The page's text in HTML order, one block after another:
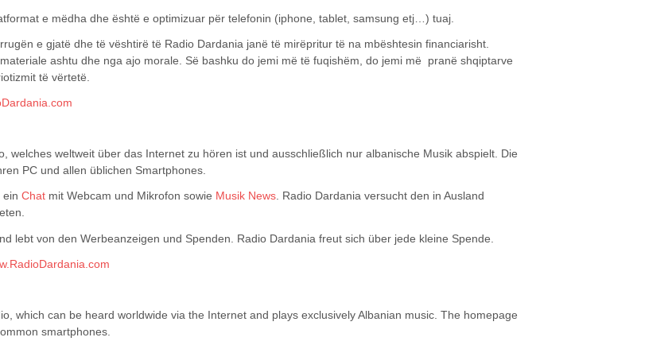
e mëdha dhe është e optimizuar për telefonin (iphone, tablet, samsung etj…) tuaj.
e gjatë dhe të vështirë të Radio Dardania janë të mirëpritur të na mbështesin financiarisht.
ashtu dhe nga ajo morale. Së bashku do jemi më të fuqishëm, do jemi më pranë shqiptarve
të vërtetë.
welches weltweit über das Internet zu hören ist und ausschließlich nur albanische Musik abspielt. Die
PC und allen üblichen Smartphones.
ein Chat mit Webcam und Mikrofon sowie Musik News. Radio Dardania versucht den in Ausland
lebt von den Werbeanzeigen und Spenden. Radio Dardania freut sich über jede kleine Spende.
which can be heard worldwide via the Internet and plays exclusively Albanian music. The homepage
smartphones.